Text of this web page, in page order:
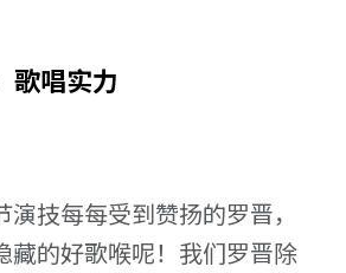
歌唱实力
技每每受到赞扬的罗晋，
藏的好歌喉呢！我们罗晋除